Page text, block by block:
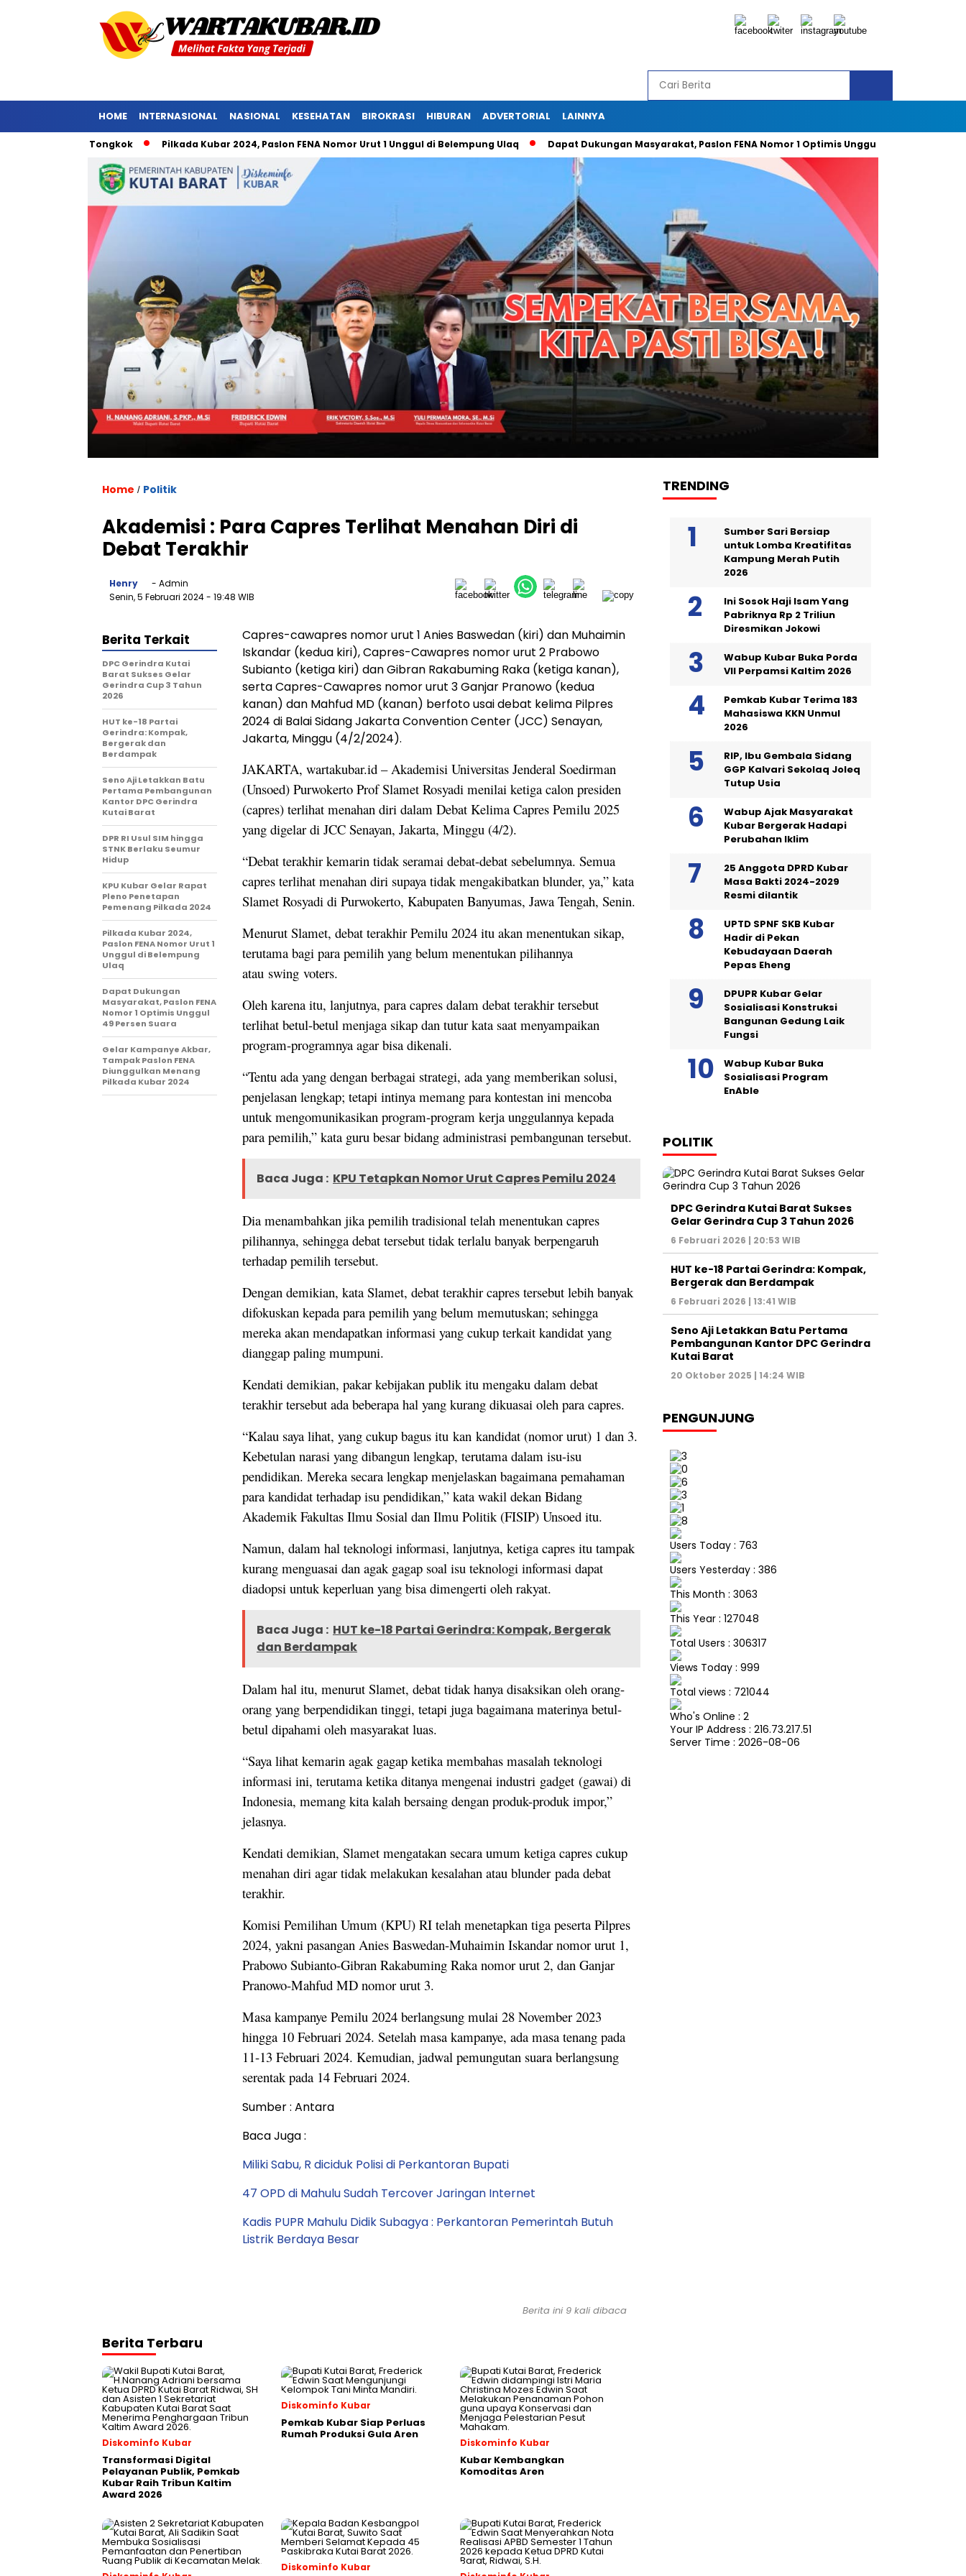
HOME INTERNASIONAL NASIONAL KESEHATAN BIROKRASI HIBURAN ADVERTORIAL LAINNYA
Barong Tongkok Pilkada Kubar 2024, Paslon FENA Nomor Urut 1 Unggul di Belempung Ulaq Dapat Dukungan Masyarakat, Paslon FENA Nomor 1 Optimis Unggul 49 Persen Suara
Home / Politik
Akademisi : Para Capres Terlihat Menahan Diri di
Debat Terakhir
Henry
- Admin
Senin, 5 Februari 2024- 19:48 WIB
Capres-cawapres nomor urut 1 Anies Baswedan (kiri) dan Muhaimin
Iskandar (kedua kiri), Capres-Cawapres nomor urut 2 Prabowo
Subianto (ketiga kiri) dan Gibran Rakabuming Raka (ketiga kanan),
serta Capres-Cawapres nomor urut 3 Ganjar Pranowo (kedua
kanan) dan Mahfud MD (kanan) berfoto usai debat kelima Pilpres
2024 di Balai Sidang Jakarta Convention Center (JCC) Senayan,
Jakarta, Minggu (4/2/2024).
JAKARTA, wartakubar.id – Akademisi Universitas Jenderal Soedirman
(Unsoed) Purwokerto Prof Slamet Rosyadi menilai ketiga calon presiden
(capres) terlihat menahan diri dalam Debat Kelima Capres Pemilu 2025
yang digelar di JCC Senayan, Jakarta, Minggu (4/2).
“Debat terakhir kemarin tidak seramai debat-debat sebelumnya. Semua
capres terlihat menahan diri supaya tidak mengakibatkan blunder, ya,” kata
Slamet Rosyadi di Purwokerto, Kabupaten Banyumas, Jawa Tengah, Senin.
Menurut Slamet, debat terakhir Pemilu 2024 itu akan menentukan sikap,
terutama bagi para pemilih yang belum menentukan pilihannya
atau swing voters.
Oleh karena itu, lanjutnya, para capres dalam debat terakhir tersebut
terlihat betul-betul menjaga sikap dan tutur kata saat menyampaikan
program-programnya agar bisa dikenali.
“Tentu ada yang dengan berbagai strategi, ada yang memberikan solusi,
penjelasan lengkap; tetapi intinya memang para kontestan ini mencoba
untuk mengomunikasikan program-program kerja unggulannya kepada
para pemilih,” kata guru besar bidang administrasi pembangunan tersebut.
Baca Juga : KPU Tetapkan Nomor Urut Capres Pemilu 2024
Dia menambahkan jika pemilih tradisional telah menentukan capres
pilihannya, sehingga debat tersebut tidak terlalu banyak berpengaruh
terhadap pemilih tersebut.
Dengan demikian, kata Slamet, debat terakhir capres tersebut lebih banyak
difokuskan kepada para pemilih yang belum memutuskan; sehingga
mereka akan mendapatkan informasi yang cukup terkait kandidat yang
dianggap paling mumpuni.
Kendati demikian, pakar kebijakan publik itu mengaku dalam debat
terakhir tersebut ada beberapa hal yang kurang dikuasai oleh para capres.
“Kalau saya lihat, yang cukup bagus itu kan kandidat (nomor urut) 1 dan 3.
Kebetulan narasi yang dibangun lengkap, terutama dalam isu-isu
pendidikan. Mereka secara lengkap menjelaskan bagaimana pemahaman
para kandidat terhadap isu pendidikan,” kata wakil dekan Bidang
Akademik Fakultas Ilmu Sosial dan Ilmu Politik (FISIP) Unsoed itu.
Namun, dalam hal teknologi informasi, lanjutnya, ketiga capres itu tampak
kurang menguasai dan agak gagap soal isu teknologi informasi dapat
diadopsi untuk keperluan yang bisa dimengerti oleh rakyat.
Baca Juga : HUT ke-18 Partai Gerindra: Kompak, Bergerak
dan Berdampak
Dalam hal itu, menurut Slamet, debat tidak hanya disaksikan oleh orang-
orang yang berpendidikan tinggi, tetapi juga bagaimana materinya betul-
betul dipahami oleh masyarakat luas.
“Saya lihat kemarin agak gagap ketika membahas masalah teknologi
informasi ini, terutama ketika ditanya mengenai industri gadget (gawai) di
Indonesia, memang kita kalah bersaing dengan produk-produk impor,”
jelasnya.
Kendati demikian, Slamet mengatakan secara umum ketiga capres cukup
menahan diri agar tidak melakukan kesalahan atau blunder pada debat
terakhir.
Komisi Pemilihan Umum (KPU) RI telah menetapkan tiga peserta Pilpres
2024, yakni pasangan Anies Baswedan-Muhaimin Iskandar nomor urut 1,
Prabowo Subianto-Gibran Rakabuming Raka nomor urut 2, dan Ganjar
Pranowo-Mahfud MD nomor urut 3.
Masa kampanye Pemilu 2024 berlangsung mulai 28 November 2023
hingga 10 Februari 2024. Setelah masa kampanye, ada masa tenang pada
11-13 Februari 2024. Kemudian, jadwal pemungutan suara berlangsung
serentak pada 14 Februari 2024.
Sumber : Antara
Baca Juga :
Miliki Sabu, R diciduk Polisi di Perkantoran Bupati
47 OPD di Mahulu Sudah Tercover Jaringan Internet
Kadis PUPR Mahulu Didik Subagya : Perkantoran Pemerintah Butuh
Listrik Berdaya Besar
Berita Terkait
DPC Gerindra Kutai
Barat Sukses Gelar
Gerindra Cup 3 Tahun
2026
HUT ke-18 Partai
Gerindra: Kompak,
Bergerak dan
Berdampak
Seno Aji Letakkan Batu
Pertama Pembangunan
Kantor DPC Gerindra
Kutai Barat
DPR RI Usul SIM hingga
STNK Berlaku Seumur
Hidup
KPU Kubar Gelar Rapat
Pleno Penetapan
Pemenang Pilkada 2024
Pilkada Kubar 2024,
Paslon FENA Nomor Urut 1
Unggul di Belempung
Ulaq
Dapat Dukungan
Masyarakat, Paslon FENA
Nomor 1 Optimis Unggul
49 Persen Suara
Gelar Kampanye Akbar,
Tampak Paslon FENA
Diunggulkan Menang
Pilkada Kubar 2024
Berita ini 9 kali dibaca
Berita Terbaru
Diskominfo Kubar
Transformasi Digital
Pelayanan Publik, Pemkab
Kubar Raih Tribun Kaltim
Award 2026
Diskominfo Kubar
Pemkab Kubar Siap Perluas
Rumah Produksi Gula Aren
Diskominfo Kubar
Kubar Kembangkan
Komoditas Aren
Diskominfo Kubar
TRENDING
Sumber Sari Bersiap
untuk Lomba Kreatifitas
Kampung Merah Putih
2026
Ini Sosok Haji Isam Yang
Pabriknya Rp 2 Triliun
Diresmikan Jokowi
Wabup Kubar Buka Porda
VII Perpamsi Kaltim 2026
Pemkab Kubar Terima 183
Mahasiswa KKN Unmul
2026
RIP, Ibu Gembala Sidang
GGP Kalvari Sekolaq Joleq
Tutup Usia
Wabup Ajak Masyarakat
Kubar Bergerak Hadapi
Perubahan Iklim
25 Anggota DPRD Kubar
Masa Bakti 2024-2029
Resmi dilantik
UPTD SPNF SKB Kubar
Hadir di Pekan
Kebudayaan Daerah
Pepas Eheng
DPUPR Kubar Gelar
Sosialisasi Konstruksi
Bangunan Gedung Laik
Fungsi
Wabup Kubar Buka
Sosialisasi Program
EnAble
POLITIK
DPC Gerindra Kutai Barat Sukses
Gelar Gerindra Cup 3 Tahun 2026
6 Februari 2026 | 20:53 WIB
HUT ke-18 Partai Gerindra: Kompak,
Bergerak dan Berdampak
6 Februari 2026 | 13:41 WIB
Seno Aji Letakkan Batu Pertama
Pembangunan Kantor DPC Gerindra
Kutai Barat
20 Oktober 2025 | 14:24 WIB
PENGUNJUNG
Users Today : 763
Users Yesterday : 386
This Month : 3063
This Year : 127048
Total Users : 306317
Views Today : 999
Total views : 721044
Who's Online : 2
Your IP Address : 216.73.217.51
Server Time : 2026-08-06